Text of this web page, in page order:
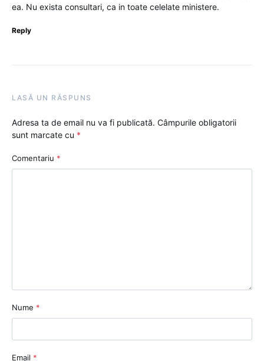
ea. Nu exista consultari, ca in toate celelate ministere.
Reply
LASĂ UN RĂSPUNS
Adresa ta de email nu va fi publicată. Câmpurile obligatorii
sunt marcate cu *
Comentariu *
Nume *
Email *